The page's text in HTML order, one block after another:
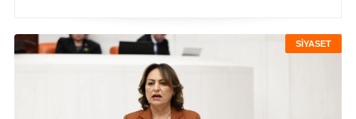
SİYASET